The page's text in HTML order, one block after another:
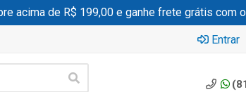
de R$ 199,00 e ganhe frete grátis com o
Entrar